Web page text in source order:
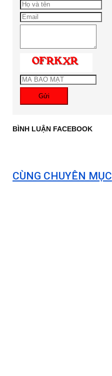
Gửi
BÌNH LUẬN FACEBOOK
CÙNG CHUYÊN MỤC